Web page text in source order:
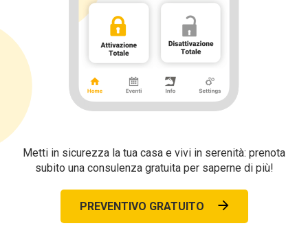
Metti in sicurezza la tua casa e vivi in serenità: prenota
subito una consulenza gratuita per saperne di più!
PREVENTIVO GRATUITO